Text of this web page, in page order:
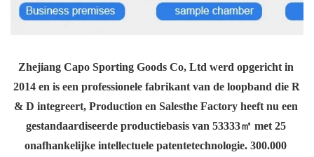
Zhejiang Capo Sporting Goods Co, Ltd werd opgericht in
2014 en is een professionele fabrikant van de loopband die R
& D integreert, Production en Salesthe Factory heeft nu een
gestandaardiseerde productiebasis van 53333㎡ met 25
onafhankelijke intellectuele patentetechnologie. 300.000